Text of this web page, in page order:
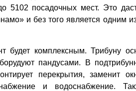
5102 посадочных мест. Это
и без того является одним
будет комплексным. Трибуну
пандусами. В
перекрытия, заменит
и водоснабжение.